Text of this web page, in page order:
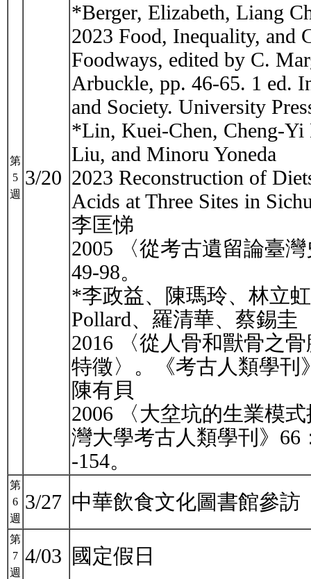
第
5
週
3/20
*Berger, Elizabeth, Liang
2023 Food, Inequality, and
Foodways, edited by C.
Arbuckle, pp. 46-65. 1 ed.
and Society. University
*Lin, Kuei‐Chen,
Liu, and Minoru Yoneda
2023 Reconstruction of
Acids at Three Sites in
李匡悌
2005 〈從考古遺留論臺
49-98。
*李政益、陳瑪玲、林立
Pollard、羅清華、蔡錫圭
2016 〈從人骨和獸骨之
特徵〉。《考古人類學刊
陳有貝
2006 〈大坌坑的生業模
灣大學考古人類學刊》66
-154。
第
6
週
3/27 中華飲食文化圖書館參訪
第
7
週
4/03 國定假日